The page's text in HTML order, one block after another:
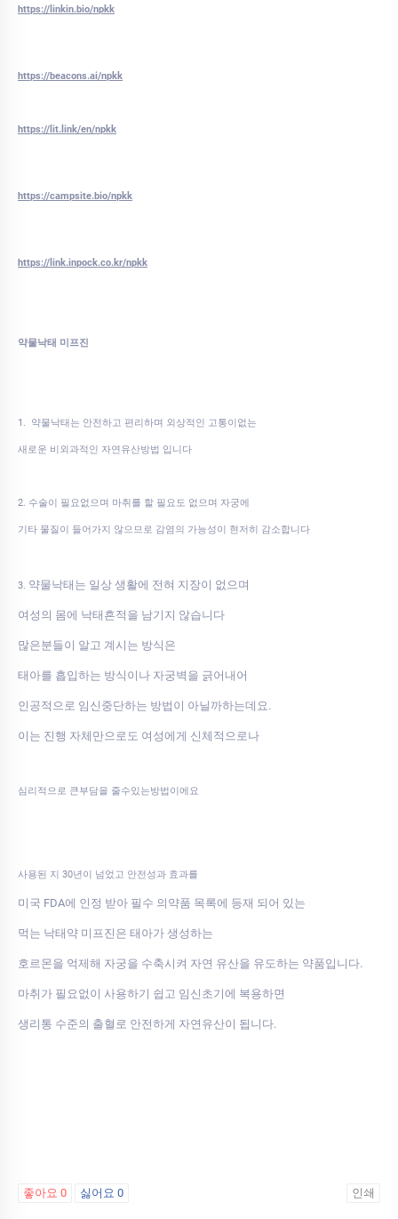
https://linkin.bio/npkk
https://beacons.ai/npkk
https://lit.link/en/npkk
https://campsite.bio/npkk
https://link.inpock.co.kr/npkk
약물낙태 미프진
1. 약물낙태는 안전하고 편리하며 외상적인 고통이없는
새로운 비외과적인 자연유산방법 입니다
2. 수술이 필요없으며 마취를 할 필요도 없으며 자궁에
기타 물질이 들어가지 않으므로 감염의 가능성이 현저히 감소합니다
3. 약물낙태는 일상 생활에 전혀 지장이 없으며
여성의 몸에 낙태흔적을 남기지 않습니다
많은분들이 알고 계시는 방식은
태아를 흡입하는 방식이나 자궁벽을 긁어내어
인공적으로 임신중단하는 방법이 아닐까하는데요.
이는 진행 자체만으로도 여성에게 신체적으로나
심리적으로 큰부담을 줄수있는방법이에요
사용된 지 30년이 넘었고 안전성과 효과를
미국 FDA에 인정 받아 필수 의약품 목록에 등재 되어 있는
먹는 낙태약 미프진은 태아가 생성하는
호르몬을 억제해 자궁을 수축시켜 자연 유산을 유도하는 약품입니다.
마취가 필요없이 사용하기 쉽고 임신초기에 복용하면
생리통 수준의 출혈로 안전하게 자연유산이 됩니다.
좋아요 0 싫어요 0 인쇄